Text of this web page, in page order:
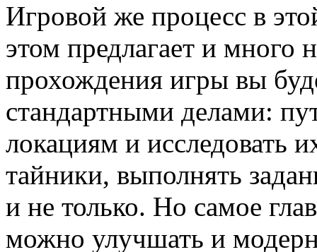
Игровой же процесс в
этом предлагает и много
прохождения игры вы
стандартными делами:
локациям и исследовать
тайники, выполнять
и не только. Но самое
можно улучшать и